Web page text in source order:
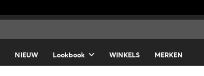
NIEUW Lookbook WINKELS MERKEN